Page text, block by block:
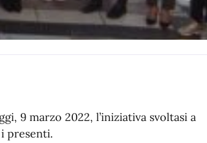
9 marzo 2022, l’iniziativa svoltasi a
presenti.